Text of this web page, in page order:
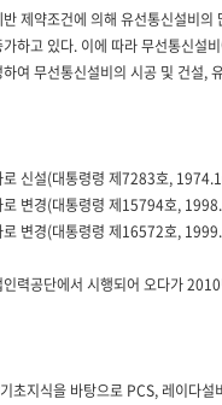
제약조건에 의해 유선통신설비의
하고 있다. 이에 따라 무선통신설
여 무선통신설비의 시공 및 건설,
신설(대통령령 제7283호,
변경(대통령령 제15794호,
변경(대통령령 제16572호,
력공단에서 시행되어 오다가
초지식을 바탕으로 PCS, 레이다설